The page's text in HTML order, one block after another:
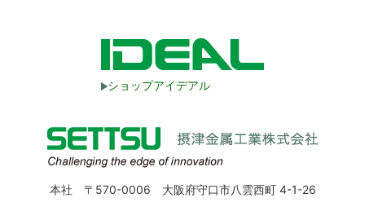
ショップアイデアル
本社 〒570-0006 大阪府守口市八雲西町 4-1-26